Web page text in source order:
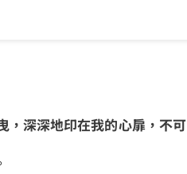
，深深地印在我的心扉，不可